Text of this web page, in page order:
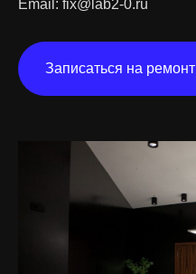
Email: fix@lab2-0.ru
Записаться на ремонт